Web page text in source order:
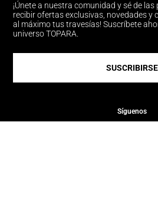
¡Únete a nuestra comunidad y sé de
recibir ofertas exclusivas, novedades y
al máximo tus travesías! Suscríbete
universo TOPARA.
SUSCRIBIRSE
Síguenos